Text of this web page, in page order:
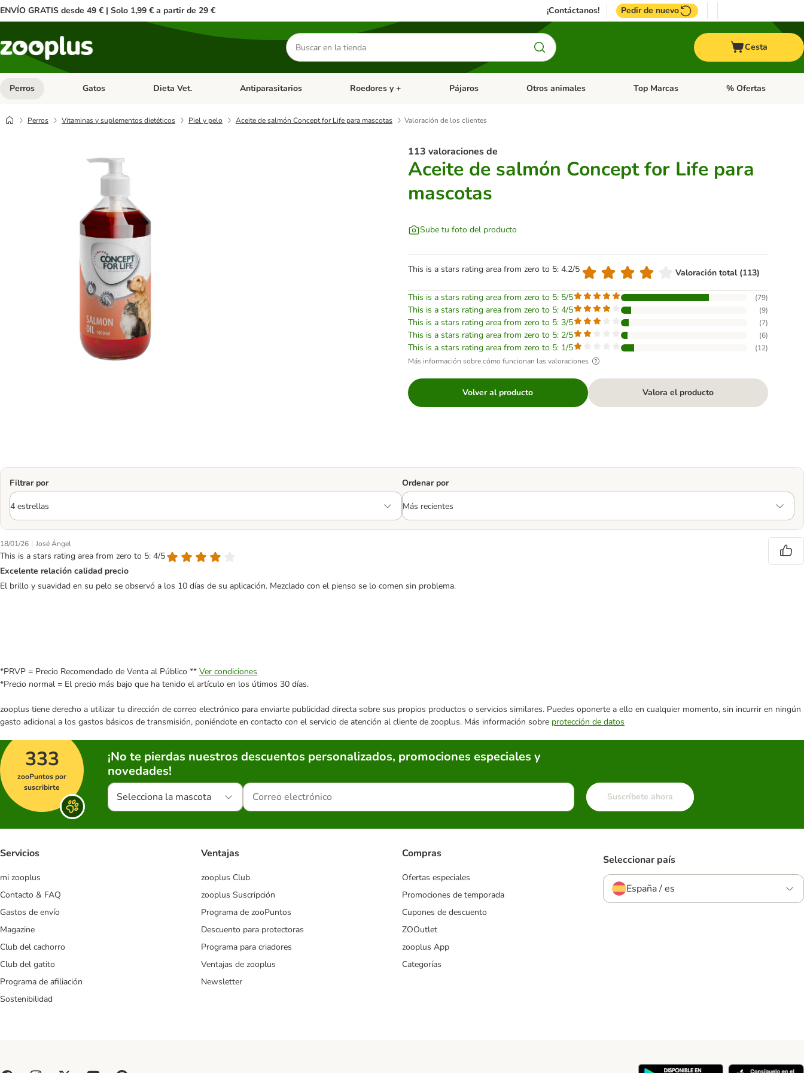
ENVÍO GRATIS desde 49 € | Solo 1,99 € a partir de 29 € ¡Contáctanos! Pedir de nuevo
Buscar
productos
Cesta
Perros Menú de categoria abierto: Perros
Gatos Menú de categoria abierto: Gatos
Dieta Vet. Menú de categoria abierto: Dieta Vet.
Antiparasitarios Menú de categoria abierto: Antiparasitarios
Roedores y + Menú de categoria abierto: Roedores y +
Pájaros Menú de categoria abierto: Pájaros
Otros animales Menú de categoria abierto: Otros animales
Top Marcas Menú de categoria
% Ofertas
Perros Vitaminas y suplementos dietéticos Piel y pelo Aceite de salmón Concept for Life para mascotas Valoración de los clientes
113 valoraciones de
Aceite de salmón Concept for Life para
mascotas
Sube tu foto del producto
This is a stars rating area from zero to 5: 4.2/5 Valoración total (113)
This is a stars rating area from zero to 5: 5/5 (79)
This is a stars rating area from zero to 5: 4/5 (9)
This is a stars rating area from zero to 5: 3/5 (7)
This is a stars rating area from zero to 5: 2/5 (6)
This is a stars rating area from zero to 5: 1/5 (12)
Más información sobre cómo funcionan las valoraciones
Volver al producto Valora el producto
Filtrar por Ordenar por
18/01/26 | José Ángel
This is a stars rating area from zero to 5: 4/5
Excelente relación calidad precio
El brillo y suavidad en su pelo se observó a los 10 días de su aplicación. Mezclado con el pienso se lo comen sin problema.
*PRVP = Precio Recomendado de Venta al Público ** Ver condiciones
*Precio normal = El precio más bajo que ha tenido el artículo en los útimos 30 días.
zooplus tiene derecho a utilizar tu dirección de correo electrónico para enviarte publicidad directa sobre sus propios productos o servicios similares. Puedes oponerte a ello en cualquier momento, sin incurrir en ningún
gasto adicional a los gastos básicos de transmisión, poniéndote en contacto con el servicio de atención al cliente de zooplus. Más información sobre protección de datos
333
zooPuntos por
suscribirte
¡No te pierdas nuestros descuentos personalizados, promociones especiales y
novedades!
Selecciona la mascota Suscríbete ahora
Servicios
mi zooplus
Contacto & FAQ
Gastos de envío
Magazine
Club del cachorro
Club del gatito
Programa de afiliación
Sostenibilidad
Ventajas
zooplus Club
zooplus Suscripción
Programa de zooPuntos
Descuento para protectoras
Programa para criadores
Ventajas de zooplus
Newsletter
Compras
Ofertas especiales
Promociones de temporada
Cupones de descuento
ZOOutlet
zooplus App
Categorías
Seleccionar país
España / es